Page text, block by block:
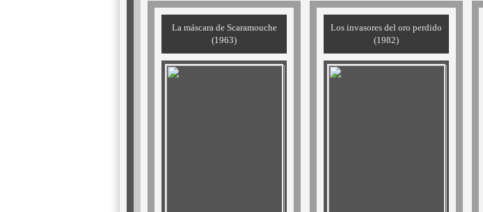
La máscara de Scaramouche
(1963)
Los invasores del oro perdido
(1982)